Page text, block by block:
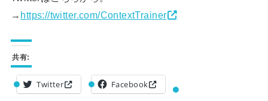
→ https://twitter.com/ContextTrainer
共有:
Twitter Facebook